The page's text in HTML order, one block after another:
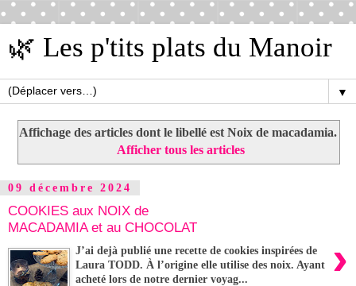
🌿 Les p'tits plats du Manoir
▼
Affichage des articles dont le libellé est Noix de macadamia.
Afficher tous les articles
09 décembre 2024
COOKIES aux NOIX de
MACADAMIA et au CHOCOLAT
›
J’ai dejà publié une recette de cookies inspirées de
Laura TODD. À l’origine elle utilise des noix. Ayant
acheté lors de notre dernier voyag...